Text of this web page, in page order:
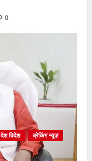
0
देश विदेश
ब्रेकिंग न्यूज़